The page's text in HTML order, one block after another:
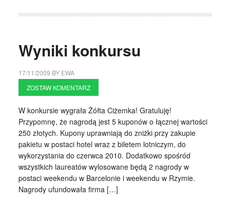
Wyniki konkursu
17/11/2009 BY EWA
ZOSTAW KOMENTARZ
W konkursie wygrała Żółta Ciżemka! Gratuluję!
Przypomnę, że nagrodą jest 5 kuponów o łącznej wartości
250 złotych. Kupony uprawniają do zniżki przy zakupie
pakietu w postaci hotel wraz z biletem lotniczym, do
wykorzystania do czerwca 2010. Dodatkowo spośród
wszystkich laureatów wylosowane będą 2 nagrody w
postaci weekendu w Barcelonie i weekendu w Rzymie.
Nagrody ufundowała firma […]